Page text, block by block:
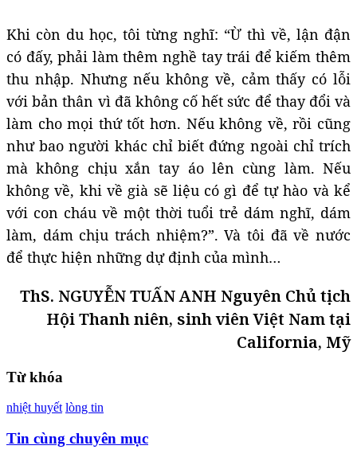
Khi còn du học, tôi từng nghĩ: “Ừ thì về, lận đận
có đấy, phải làm thêm nghề tay trái để kiếm thêm
thu nhập. Nhưng nếu không về, cảm thấy có lỗi
với bản thân vì đã không cố hết sức để thay đổi và
làm cho mọi thứ tốt hơn. Nếu không về, rồi cũng
như bao người khác chỉ biết đứng ngoài chỉ trích
mà không chịu xắn tay áo lên cùng làm. Nếu
không về, khi về già sẽ liệu có gì để tự hào và kể
với con cháu về một thời tuổi trẻ dám nghĩ, dám
làm, dám chịu trách nhiệm?”. Và tôi đã về nước
để thực hiện những dự định của mình…
ThS. NGUYỄN TUẤN ANH Nguyên Chủ tịch
Hội Thanh niên, sinh viên Việt Nam tại
California, Mỹ
Từ khóa
nhiệt huyết lòng tin
Tin cùng chuyên mục